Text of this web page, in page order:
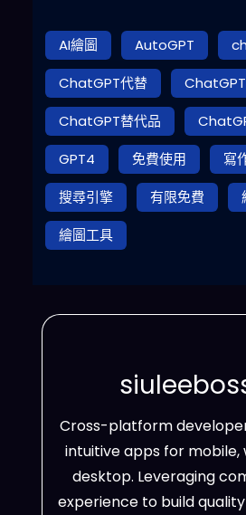
AI繪圖 AutoGPT
ChatGPT代替
ChatGPT替代品
GPT4
免費使用 寫
搜尋引擎
有限免費
繪圖工具
Cross-platform
intuitive apps for mobile,
desktop. Leveraging
experience to build